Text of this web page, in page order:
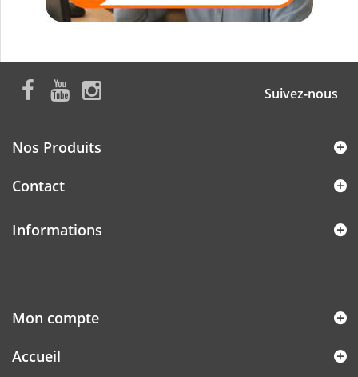
Suivez-nous
Nos Produits
Contact
Informations
Mon compte
Accueil